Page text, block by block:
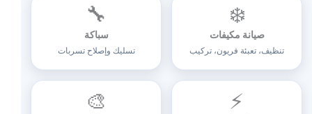
❄️
صيانة مكيفات
تنظيف، تعبئة فريون، تركيب
🔧
سباكة
تسليك وإصلاح تسربات
⚡
🎨